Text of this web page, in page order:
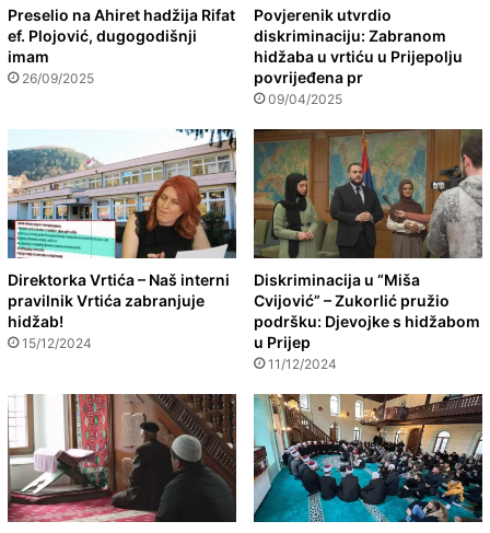
Preselio na Ahiret hadžija Rifat
ef. Plojović, dugogodišnji
imam
26/09/2025
Povjerenik utvrdio
diskriminaciju: Zabranom
hidžaba u vrtiću u Prijepolju
povrijeđena pr
09/04/2025
Direktorka Vrtića – Naš interni
pravilnik Vrtića zabranjuje
hidžab!
15/12/2024
Diskriminacija u “Miša
Cvijović” – Zukorlić pružio
podršku: Djevojke s hidžabom
u Prijep
11/12/2024